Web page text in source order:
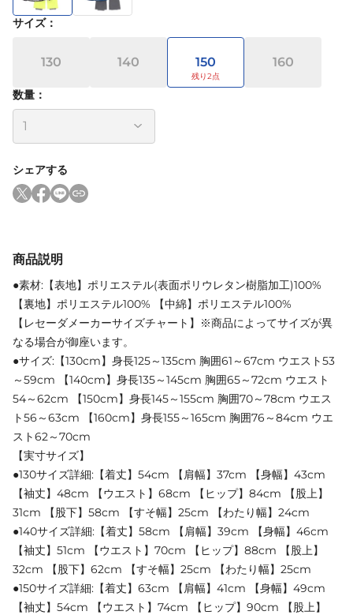
サイズ：
130 140 150 160
数量：
シェアする
商品説明
●素材:【表地】ポリエステル(表面ポリウレタン樹脂加工)100%
【裏地】ポリエステル100% 【中綿】ポリエステル100%
【レセーダメーカーサイズチャート】※商品によってサイズが異
なる場合が御座います。
●サイズ:【130cm】身長125～135cm 胸囲61～67cm ウエスト53
～59cm 【140cm】身長135～145cm 胸囲65～72cm ウエスト
54～62cm 【150cm】身長145～155cm 胸囲70～78cm ウエス
ト56～63cm 【160cm】身長155～165cm 胸囲76～84cm ウエ
スト62～70cm
【実寸サイズ】
●130サイズ詳細:【着丈】54cm 【肩幅】37cm 【身幅】43cm
【袖丈】48cm 【ウエスト】68cm 【ヒップ】84cm 【股上】
31cm 【股下】58cm 【すそ幅】25cm 【わたり幅】24cm
●140サイズ詳細:【着丈】58cm 【肩幅】39cm 【身幅】46cm
【袖丈】51cm 【ウエスト】70cm 【ヒップ】88cm 【股上】
32cm 【股下】62cm 【すそ幅】25cm 【わたり幅】25cm
●150サイズ詳細:【着丈】63cm 【肩幅】41cm 【身幅】49cm
【袖丈】54cm 【ウエスト】74cm 【ヒップ】90cm 【股上】